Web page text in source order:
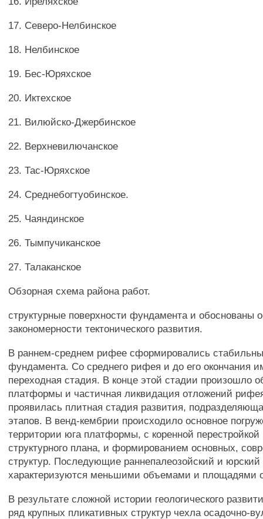
17. Северо-Нелбинское
18. Нелбинское
19. Бес-Юряхское
20. Иктехское
21. Вилюйско-Джербинское
22. Верхневилючанское
23. Тас-Юряхское
24. Среднебогтуобинское.
25. Чаяндинское
26. Тымпучиканское
27. Талаканское
Обзорная схема района работ.
структурные поверхности фундамента и обоснованы
закономерности тектонического развития.
В раннем-среднем рифее сформировались
фундамента. Со среднего рифея и до его окончания
переходная стадия. В конце этой стадии произошло
платформы и частичная ликвидация отложений
проявилась плитная стадия развития,
этапов. В венд-кембрии происходило основное
территории юга платформы, с коренной перестройкой
структурного плана, и формированием основных,
структур. Последующие раннепалеозойский и юрский
характеризуются меньшими объемами и площадями
В результате сложной истории геологического
ряд крупных пликативных структур чехла осадочно-